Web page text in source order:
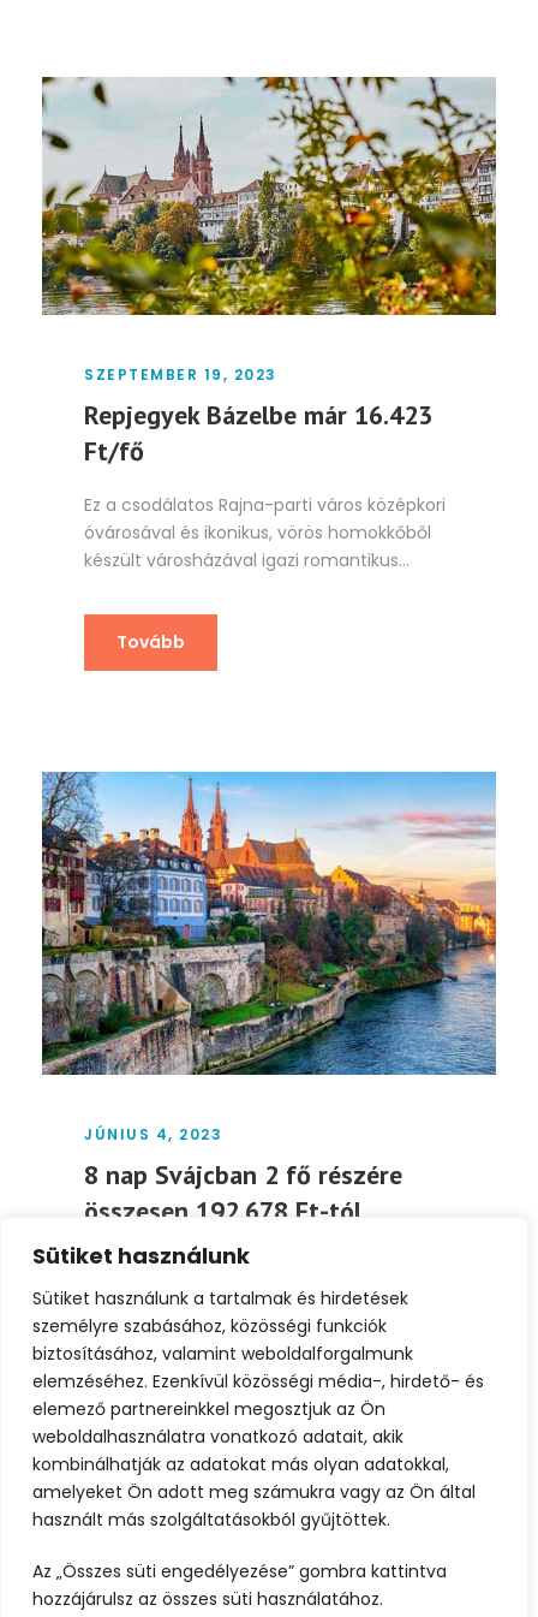
Sütiket használunk
Sütiket használunk a tartalmak és hirdetések
személyre szabásához, közösségi funkciók
biztosításához, valamint weboldalforgalmunk
elemzéséhez. Ezenkívül közösségi média-, hirdető- és
elemező partnereinkkel megosztjuk az Ön
weboldalhasználatra vonatkozó adatait, akik
kombinálhatják az adatokat más olyan adatokkal,
amelyeket Ön adott meg számukra vagy az Ön által
használt más szolgáltatásokból gyűjtöttek.
Az „Összes süti engedélyezése” gombra kattintva
hozzájárulsz az összes süti használatához.
SZEPTEMBER 19, 2023
Repjegyek Bázelbe már 16.423
Ft/fő
Ez a csodálatos Rajna-parti város középkori
óvárosával és ikonikus, vörös homokkőből
készült városházával igazi romantikus...
Tovább
JÚNIUS 4, 2023
8 nap Svájcban 2 fő részére
összesen 192.678 Ft-tól
8 nap Svájcban 2 fő részére összesen
192.678 Ft-tól Időpont: 2023. július 13-20.
Utazás módja: repülő...
Tovább